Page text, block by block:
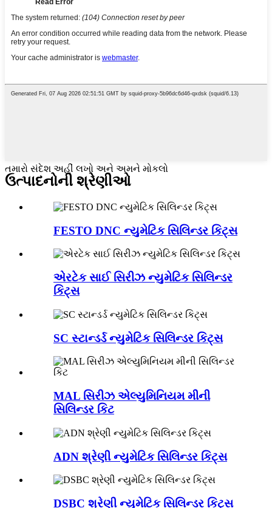
તમારો સંદેશ અહીં લખો અને અમને મોકલો
ઉત્પાદનોની શ્રેણીઓ
FESTO DNC ન્યુમેટિક સિલિન્ડર કિટ્સ
એરટેક સાઈ સિરીઝ ન્યુમેટિક સિલિન્ડર
કિટ્સ
SC સ્ટાન્ડર્ડ ન્યુમેટિક સિલિન્ડર કિટ્સ
MAL સિરીઝ એલ્યુમિનિયમ મીની
સિલિન્ડર કિટ
ADN શ્રેણી ન્યુમેટિક સિલિન્ડર કિટ્સ
DSBC શ્રેણી ન્યુમેટિક સિલિન્ડર કિટ્સ